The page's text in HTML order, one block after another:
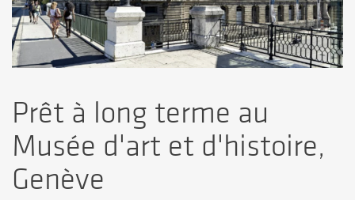
Prêt à long terme au
Musée d'art et d'histoire,
Genève